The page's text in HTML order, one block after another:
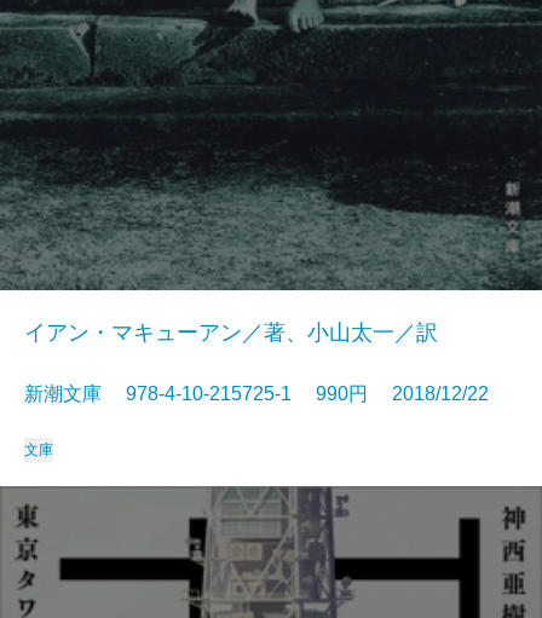
イアン・マキューアン／著、小山太一／訳
新潮文庫 978-4-10-215725-1 990円 2018/12/22
文庫